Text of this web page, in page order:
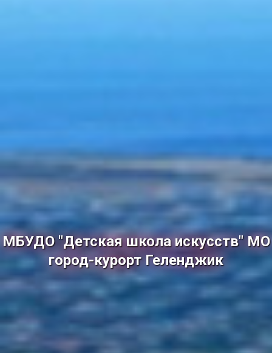
МБУДО "Детская школа искусств" МО
город-курорт Геленджик